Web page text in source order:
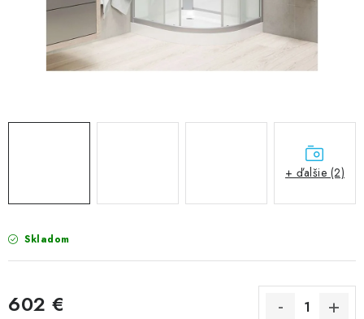
Doprava a Platby
Obchodné podmienky
Reklamačný poriadok
Skladom
602 €
+ ďalšie (2)